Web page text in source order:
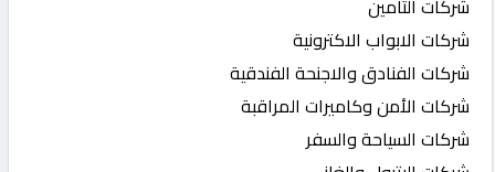
شركات الابواب الاكترونية
شركات الفنادق والاجنحة الفندقية
شركات الأمن وكاميرات المراقبة
شركات السياحة والسفر